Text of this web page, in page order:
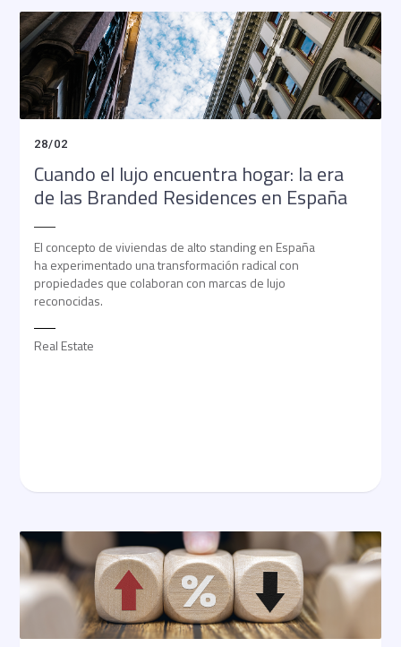
28/02
Cuando el lujo encuentra hogar: la era
de las Branded Residences en España
El concepto de viviendas de alto standing en España
ha experimentado una transformación radical con
propiedades que colaboran con marcas de lujo
reconocidas.
Real Estate